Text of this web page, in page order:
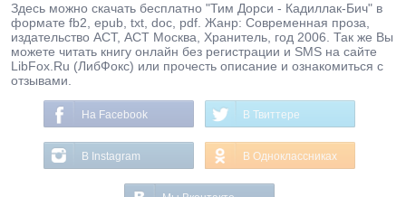
Здесь можно скачать бесплатно "Тим Дорси - Кадиллак-Бич" в
формате fb2, epub, txt, doc, pdf. Жанр: Современная проза,
издательство АСТ, АСТ Москва, Хранитель, год 2006. Так же Вы
можете читать книгу онлайн без регистрации и SMS на сайте
LibFox.Ru (ЛибФокс) или прочесть описание и ознакомиться с
отзывами.
На Facebook В Твиттере
В Instagram В Одноклассниках